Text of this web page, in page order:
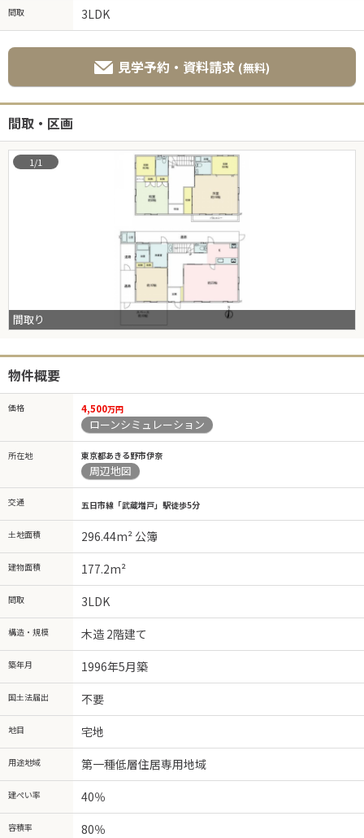
間取 3LDK
見学予約・資料請求 (無料)
間取・区画
間取り
1/1
物件概要
価格 4,500万円
ローンシミュレーション
所在地 東京都あきる野市伊奈
周辺地図
交通 五日市線「武蔵増戸」駅徒歩5分
土地面積 296.44m² 公簿
建物面積 177.2m²
間取 3LDK
構造・規模 木造 2階建て
築年月 1996年5月築
国土法届出 不要
地目 宅地
用途地域 第一種低層住居専用地域
建ぺい率 40％
容積率 80％